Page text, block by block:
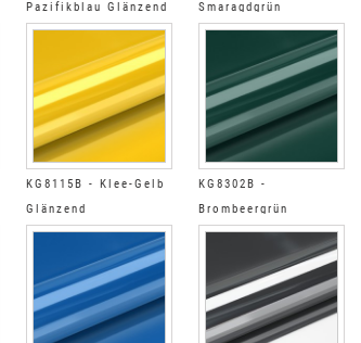
Pazifikblau Glänzend
Smaragdgrün
Glänzend
KG8115B - Klee-Gelb
Glänzend
KG8302B -
Brombeergrün
Glänzend